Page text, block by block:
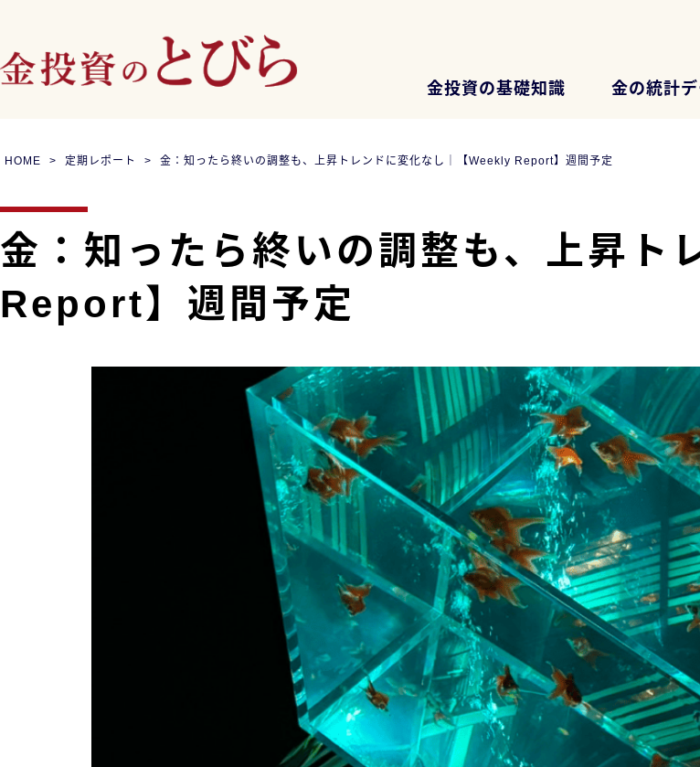
金投資の基礎知識 金の統計デ
HOME 定期レポート 金：知ったら終いの調整も、上昇トレンドに変化なし｜【Weekly Report】週間予定
金：知ったら終いの調整も、上昇
Report】週間予定